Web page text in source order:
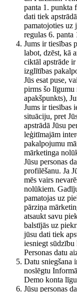
panta 1. punkta
dati tiek
pamatojoties uz
regulas 6. panta
Jums ir tiesības
labot, dzēst, kā
ciktāl apstrāde
izglītības
Jūs esat puse,
pirms šo līgumu
apakšpunkts),
Jums ir tiesības
situāciju, pret
apstrādā Jūsu
leģitīmajām
pakalpojumu
mārketinga
Jūsu personas
profilēšanu. Ja
mēs vairs
nolūkiem.
pamatojas uz
pārziņa
atsaukt savu
balstījās uz
jūsu dati tiek
iesniegt sūdzību
Personas datu
Datu sniegšana
noslēgtu
Demo konta
Jūsu personas